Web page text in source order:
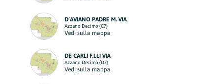
D’AVIANO PADRE M. VIA
Azzano Decimo (C7)
Vedi sulla mappa
DE CARLI F.LLI VIA
Azzano Decimo (D7)
Vedi sulla mappa